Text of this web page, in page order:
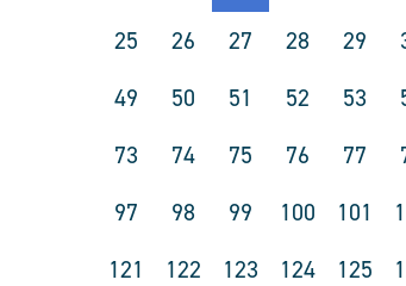
25
26 27 28 29
49
50 51 52 53
73
74 75 76 77
97
98 99 100 101
121
122 123 124 125